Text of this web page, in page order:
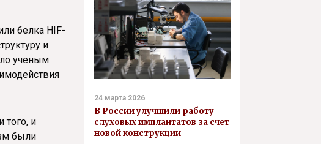
белка HIF-
и
ученым
того, и
были
24 марта 2026
В России улучшили работу
слуховых имплантатов за счет
новой конструкции